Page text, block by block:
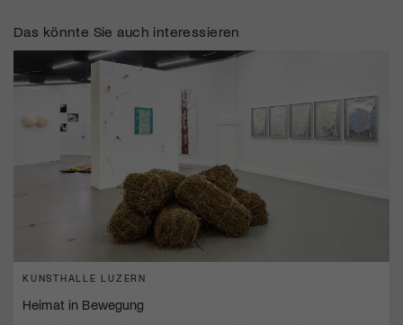
Das könnte Sie auch interessieren
KUNSTHALLE LUZERN
Heimat in Bewegung